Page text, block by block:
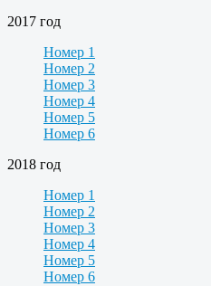
2017 год
Номер 1
Номер 2
Номер 3
Номер 4
Номер 5
Номер 6
2018 год
Номер 1
Номер 2
Номер 3
Номер 4
Номер 5
Номер 6